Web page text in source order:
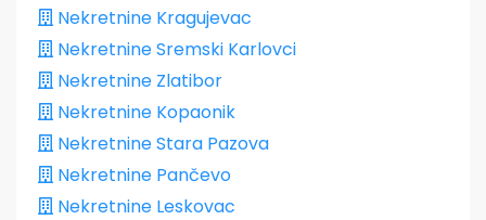
Nekretnine Kragujevac
Nekretnine Sremski Karlovci
Nekretnine Zlatibor
Nekretnine Kopaonik
Nekretnine Stara Pazova
Nekretnine Pančevo
Nekretnine Leskovac